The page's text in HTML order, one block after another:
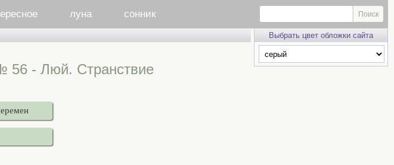
луна сонник
56 - Люй. Странствие
Выбрать цвет обложки сайта